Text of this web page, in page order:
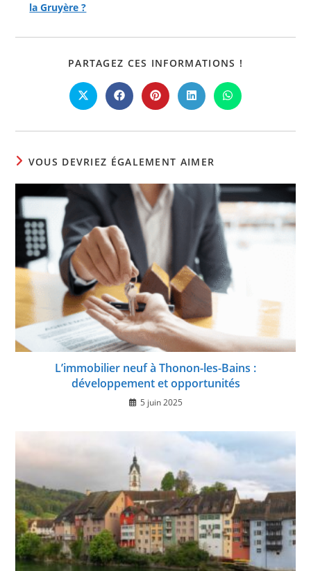
la Gruyère ?
PARTAGEZ CES INFORMATIONS !
Ouvrir
dans
autre
Ouvrir
dans
autre
Ouvrir
dans
autre
Ouvrir
dans
autre
Ouvrir
dans
autre
VOUS DEVRIEZ ÉGALEMENT AIMER
L’immobilier neuf à Thonon-les-Bains :
développement et opportunités
5 juin 2025